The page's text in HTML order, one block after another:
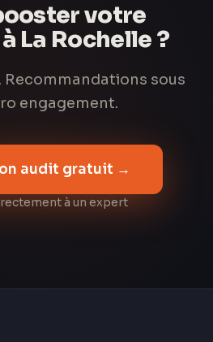
votre
La Rochelle ?
Recommandations sous
engagement.
audit gratuit →
à un expert